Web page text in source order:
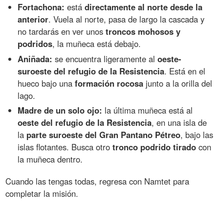
Fortachona: estádirectamente al norte desde la
anterior. Vuela al norte, pasa de largo la cascada y
no tardarás en ver unostroncos mohosos y
podridos, la muñeca está debajo.
Aniñada: se encuentra ligeramente aloeste-
suroeste del refugio de la Resistencia. Está en el
hueco bajo unaformación rocosa junto a la orilla del
lago.
Madre de un solo ojo: la última muñeca está al
oeste del refugio de la Resistencia, en una isla de
la parte suroeste del Gran Pantano Pétreo, bajo las
islas flotantes. Busca otrotronco podrido tirado con
la muñeca dentro.
Cuando las tengas todas, regresa con Namtet para
completar la misión.